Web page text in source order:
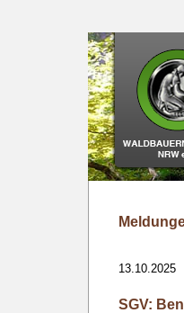
13.10.2025
SGV: